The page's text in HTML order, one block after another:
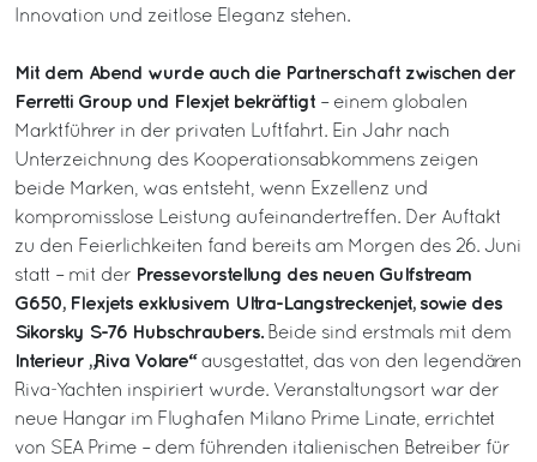
Innovation und zeitlose Eleganz stehen.
Mit dem Abend wurde auch die Partnerschaft zwischen der
Ferretti Group und Flexjet bekräftigt – einem globalen
Marktführer in der privaten Luftfahrt. Ein Jahr nach
Unterzeichnung des Kooperationsabkommens zeigen
beide Marken, was entsteht, wenn Exzellenz und
kompromisslose Leistung aufeinandertreffen. Der Auftakt
zu den Feierlichkeiten fand bereits am Morgen des 26. Juni
statt – mit der Pressevorstellung des neuen Gulfstream
G650, Flexjets exklusivem Ultra-Langstreckenjet, sowie des
Sikorsky S-76 Hubschraubers. Beide sind erstmals mit dem
Interieur „Riva Volare“ ausgestattet, das von den legendären
Riva-Yachten inspiriert wurde. Veranstaltungsort war der
neue Hangar im Flughafen Milano Prime Linate, errichtet
von SEA Prime – dem führenden italienischen Betreiber für